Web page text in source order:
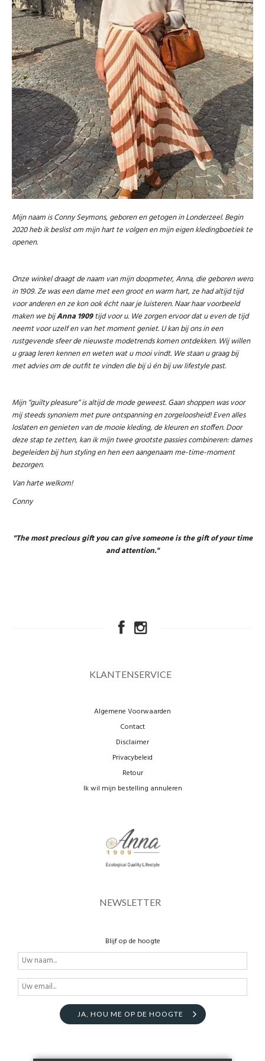
Cadeaubon
Soirée Ladies Night
Afspraak Shoppen
Mijn naam is Conny Seymons, geboren en getogen in Londerzeel. Begin
2020 heb ik beslist om mijn hart te volgen en mijn eigen kledingboetiek te
openen.
Onze winkel draagt de naam van mijn doopmeter, Anna, die geboren werd
in 1909. Ze was een dame met een groot en warm hart, ze had altijd tijd
voor anderen en ze kon ook écht naar je luisteren. Naar haar voorbeeld
maken we bijAnna 1909tijd voor u. We zorgen ervoor dat u even de tijd
neemt voor uzelf en van het moment geniet. U kan bij ons in een
rustgevende sfeer de nieuwste modetrends komen ontdekken. Wij willen
u graag leren kennen en weten wat u mooi vindt. We staan u graag bij
met advies om de outfit te vinden die bij ú én bij uw lifestyle past.
Mijn “guilty pleasure” is altijd de mode geweest. Gaan shoppen was voor
mij steeds synoniem met pure ontspanning en zorgeloosheid! Even alles
loslaten en genieten van de mooie kleding, de kleuren en stoffen. Door
deze stap te zetten, kan ik mijn twee grootste passies combineren: dames
begeleiden bij hun styling en hen een aangenaam me-time-moment
bezorgen.
Van harte welkom!
Conny
"The most precious gift you can give someone is the gift of your time
and attention."
KLANTENSERVICE
Algemene Voorwaarden
Contact
Disclaimer
Privacybeleid
Retour
Ik wil mijn bestelling annuleren
NEWSLETTER
Blijf op de hoogte
JA, HOU ME OP DE HOOGTE